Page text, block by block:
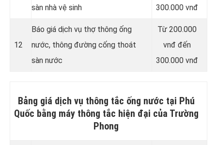
sàn nhà vệ sinh
300.000 vnđ
12
Báo giá dịch vụ thợ thông ống
nước, thông đường cống thoát
sàn nước
Từ 200.000
vnđ đến
300.000 vnđ
Bảng giá dịch vụ thông tắc ống nước tại Phú
Quốc bằng máy thông tắc hiện đại của Trường
Phong